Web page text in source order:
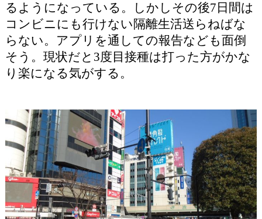
るようになっている。しかしその後7日間は
コンビニにも行けない隔離生活送らねばな
らない。アプリを通しての報告なども面倒
そう。現状だと3度目接種は打った方がかな
り楽になる気がする。